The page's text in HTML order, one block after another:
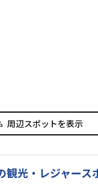
周辺スポットを表示
観光・レジャース